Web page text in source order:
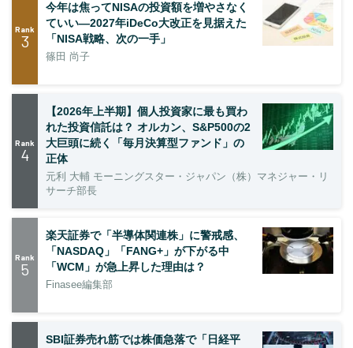
Rank
3
今年は焦ってNISAの投資額を増やさなく
ていい―2027年iDeCo大改正を見据えた
「NISA戦略、次の一手」
篠田 尚子
Rank
4
【2026年上半期】個人投資家に最も買わ
れた投資信託は？ オルカン、S&P500の2
大巨頭に続く「毎月決算型ファンド」の
正体
元利 大輔 モーニングスター・ジャパン（株）マネジャー・リ
サーチ部長
Rank
5
楽天証券で「半導体関連株」に警戒感、
「NASDAQ」「FANG+」が下がる中
「WCM」が急上昇した理由は？
Finasee編集部
SBI証券売れ筋では株価急落で「日経平